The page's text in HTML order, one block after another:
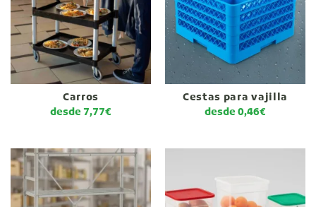
Carros
desde7,77€
Cestas para vajilla
desde0,46€